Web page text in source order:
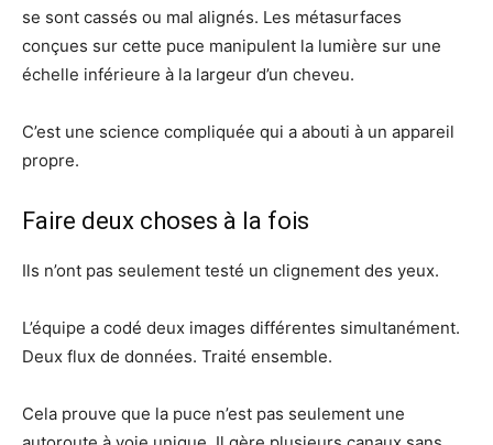
se sont cassés ou mal alignés. Les métasurfaces
conçues sur cette puce manipulent la lumière sur une
échelle inférieure à la largeur d’un cheveu.
C’est une science compliquée qui a abouti à un appareil
propre.
Faire deux choses à la fois
Ils n’ont pas seulement testé un clignement des yeux.
L’équipe a codé deux images différentes simultanément.
Deux flux de données. Traité ensemble.
Cela prouve que la puce n’est pas seulement une